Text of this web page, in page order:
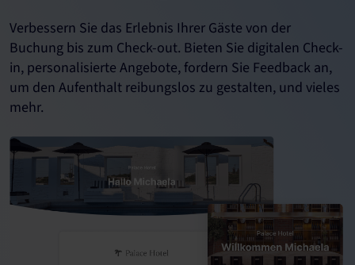
Verbessern Sie das Erlebnis Ihrer Gäste von der
Buchung bis zum Check-out. Bieten Sie digitalen Check-
in, personalisierte Angebote, fordern Sie Feedback an,
um den Aufenthalt reibungslos zu gestalten, und vieles
mehr.